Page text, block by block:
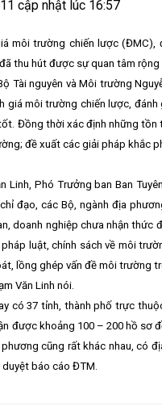
cập nhật lúc 16:57
môi trường chiến lược
thu hút được sự quan tâm
Tài nguyên và Môi trường
giá môi trường chiến lược,
Đồng thời xác định những
đề xuất các giải pháp khắc
Linh, Phó Trưởng ban Ban
đạo, các Bộ, ngành địa
doanh nghiệp chưa nhận
luật, chính sách về môi
lồng ghép vấn đề môi trường
Văn Linh nói.
có 37 tỉnh, thành phố trực
được khoảng 100 – 200 hồ
cũng rất khác nhau, có
báo cáo ĐTM.